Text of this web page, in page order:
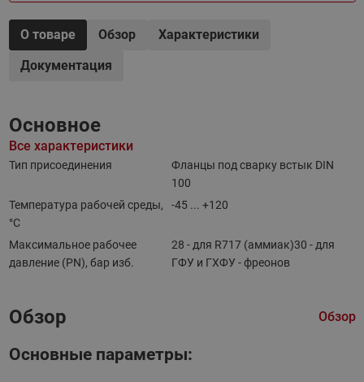
О товаре Обзор
Характеристики
Документация
Основное
Все характеристики
Тип присоединения
Фланцы под сварку встык DIN
100
Температура рабочей среды,
°С
-45 ... +120
Максимальное рабочее
давление (PN), бар изб.
28 - для R717 (аммиак)30 - для
ГФУ и ГХФУ - фреонов
Обзор Обзор
Основные параметры: